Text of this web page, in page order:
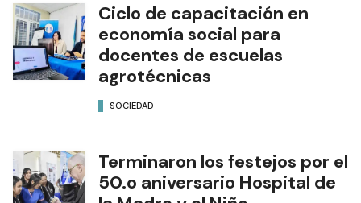
Ciclo de capacitación en
economía social para
docentes de escuelas
agrotécnicas
SOCIEDAD
Terminaron los festejos por el
50.o aniversario Hospital de